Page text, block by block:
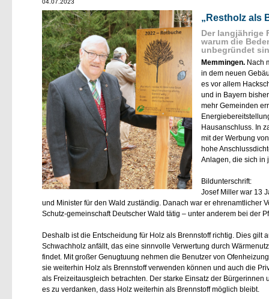
Restholz als
Der langjährige
warum die
unbegründet
Memmingen. Nach
in dem neuen
es vor allem
und in Bayern
mehr Gemeinden
Hausanschluss. In
mit der Werbung
hohe
Anlagen, die sich in
Bildunterschrift:
Josef Miller war 13
und Minister für den Wald zuständig. Danach war er ehrenamtlicher
Schutz-gemeinschaft Deutscher Wald tätig – unter anderem bei der
Deshalb ist die Entscheidung für Holz als Brennstoff richtig. Dies gilt
Schwachholz anfällt, das eine sinnvolle Verwertung durch
findet. Mit großer Genugtuung nehmen die Benutzer von
sie weiterhin Holz als Brennstoff verwenden können und auch die
als Freizeitausgleich betrachten. Der starke Einsatz der
es zu verdanken, dass Holz weiterhin als Brennstoff möglich bleibt.